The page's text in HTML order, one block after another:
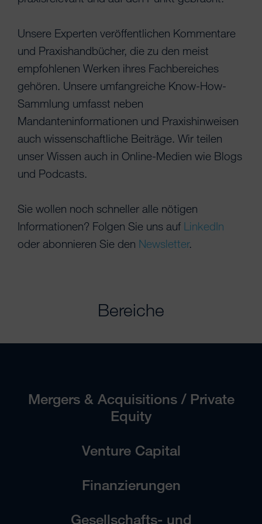
Unsere Experten veröffentlichen Kommentare
und Praxishandbücher, die zu den meist
empfohlenen Werken ihres Fachbereiches
gehören. Unsere umfangreiche Know-How-
Sammlung umfasst neben
Mandanteninformationen und Praxishinweisen
auch wissenschaftliche Beiträge. Wir teilen
unser Wissen auch in Online-Medien wie Blogs
und Podcasts.
Sie wollen noch schneller alle nötigen
Informationen? Folgen Sie uns auf LinkedIn
oder abonnieren Sie den Newsletter.
Bereiche
Mergers & Acquisitions / Private
Equity
Venture Capital
Finanzierungen
Gesellschafts- und